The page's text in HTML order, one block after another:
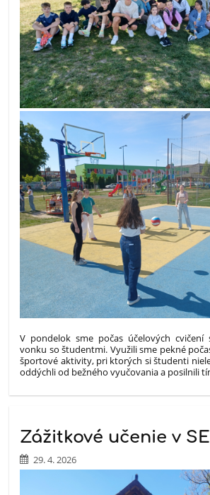
V pondelok sme počas účelových cvičení
vonku so študentmi. Využili sme pekné
športové aktivity, pri ktorých si študenti
oddýchli od bežného vyučovania a posilnili
Zážitkové učenie v
29. 4. 2026